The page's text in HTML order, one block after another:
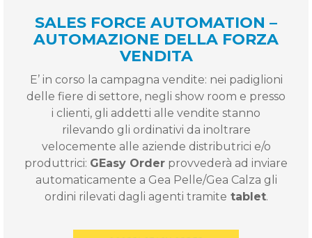
SALES FORCE AUTOMATION –
AUTOMAZIONE DELLA FORZA
VENDITA
E’ in corso la campagna vendite: nei padiglioni
delle fiere di settore, negli show room e presso
i clienti, gli addetti alle vendite stanno
rilevando gli ordinativi da inoltrare
velocemente alle aziende distributrici e/o
produttrici: GEasy Order provvederà ad inviare
automaticamente a Gea Pelle/Gea Calza gli
ordini rilevati dagli agenti tramite tablet.